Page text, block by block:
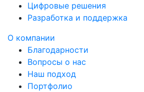
Цифровые решения
Разработка и поддержка
О компании
Благодарности
Вопросы о нас
Наш подход
Портфолио